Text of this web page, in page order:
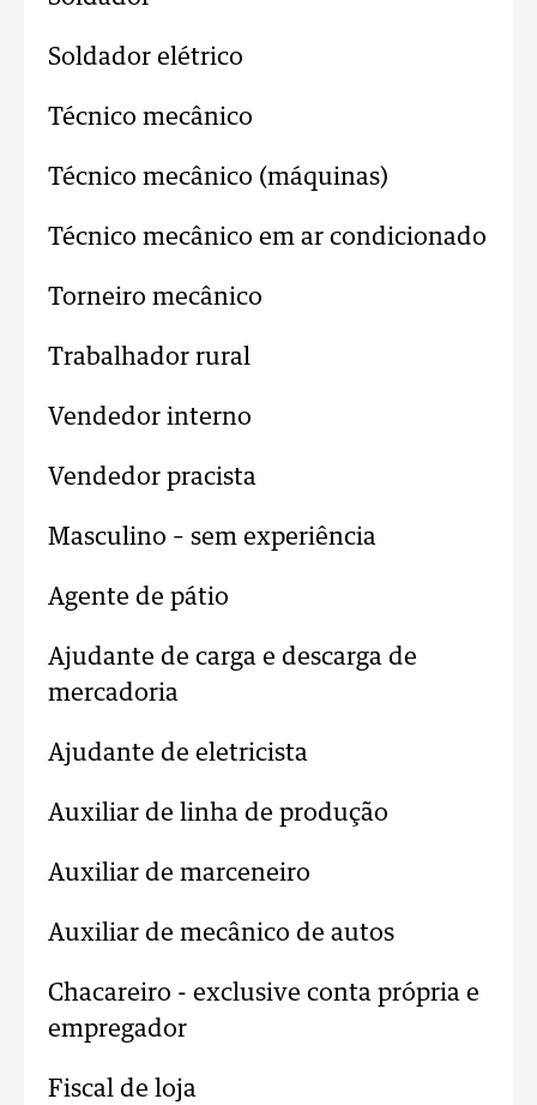
Soldador elétrico
Técnico mecânico
Técnico mecânico (máquinas)
Técnico mecânico em ar condicionado
Torneiro mecânico
Trabalhador rural
Vendedor interno
Vendedor pracista
Masculino – sem experiência
Agente de pátio
Ajudante de carga e descarga de
mercadoria
Ajudante de eletricista
Auxiliar de linha de produção
Auxiliar de marceneiro
Auxiliar de mecânico de autos
Chacareiro - exclusive conta própria e
empregador
Fiscal de loja